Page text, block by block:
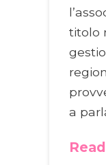
titolo
a